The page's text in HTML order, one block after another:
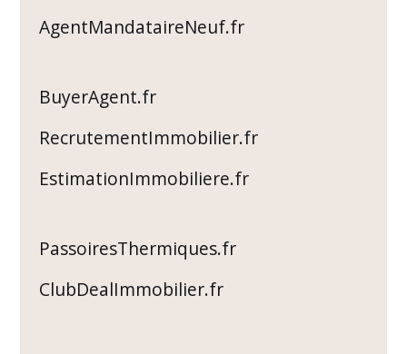
AgentMandataireNeuf.fr
BuyerAgent.fr
RecrutementImmobilier.fr
EstimationImmobiliere.fr
PassoiresThermiques.fr
ClubDealImmobilier.fr